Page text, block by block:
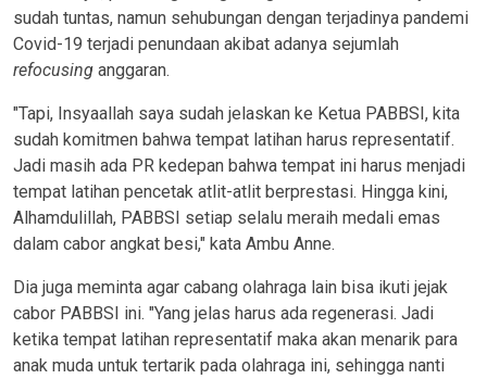
sudah tuntas, namun sehubungan dengan terjadinya pandemi
Covid-19 terjadi penundaan akibat adanya sejumlah
refocusing anggaran.
"Tapi, Insyaallah saya sudah jelaskan ke Ketua PABBSI, kita
sudah komitmen bahwa tempat latihan harus representatif.
Jadi masih ada PR kedepan bahwa tempat ini harus menjadi
tempat latihan pencetak atlit-atlit berprestasi. Hingga kini,
Alhamdulillah, PABBSI setiap selalu meraih medali emas
dalam cabor angkat besi," kata Ambu Anne.
Dia juga meminta agar cabang olahraga lain bisa ikuti jejak
cabor PABBSI ini. "Yang jelas harus ada regenerasi. Jadi
ketika tempat latihan representatif maka akan menarik para
anak muda untuk tertarik pada olahraga ini, sehingga nanti